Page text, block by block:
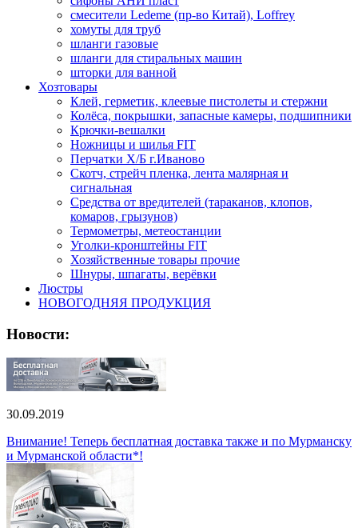
смесители Ledeme (пр-во Китай), Loffrey
хомуты для труб
шланги газовые
шланги для стиральных машин
шторки для ванной
Хозтовары
Клей, герметик, клеевые пистолеты и стержни
Колёса, покрышки, запасные камеры, подшипники
Крючки-вешалки
Ножницы и шилья FIT
Перчатки Х/Б г.Иваново
Скотч, стрейч пленка, лента малярная и
сигнальная
Средства от вредителей (тараканов, клопов,
комаров, грызунов)
Термометры, метеостанции
Уголки-кронштейны FIT
Хозяйственные товары прочие
Шнуры, шпагаты, верёвки
Люстры
НОВОГОДНЯЯ ПРОДУКЦИЯ
Новости:
30.09.2019
Внимание! Теперь бесплатная доставка также и по Мурманску
и Мурманской области*!